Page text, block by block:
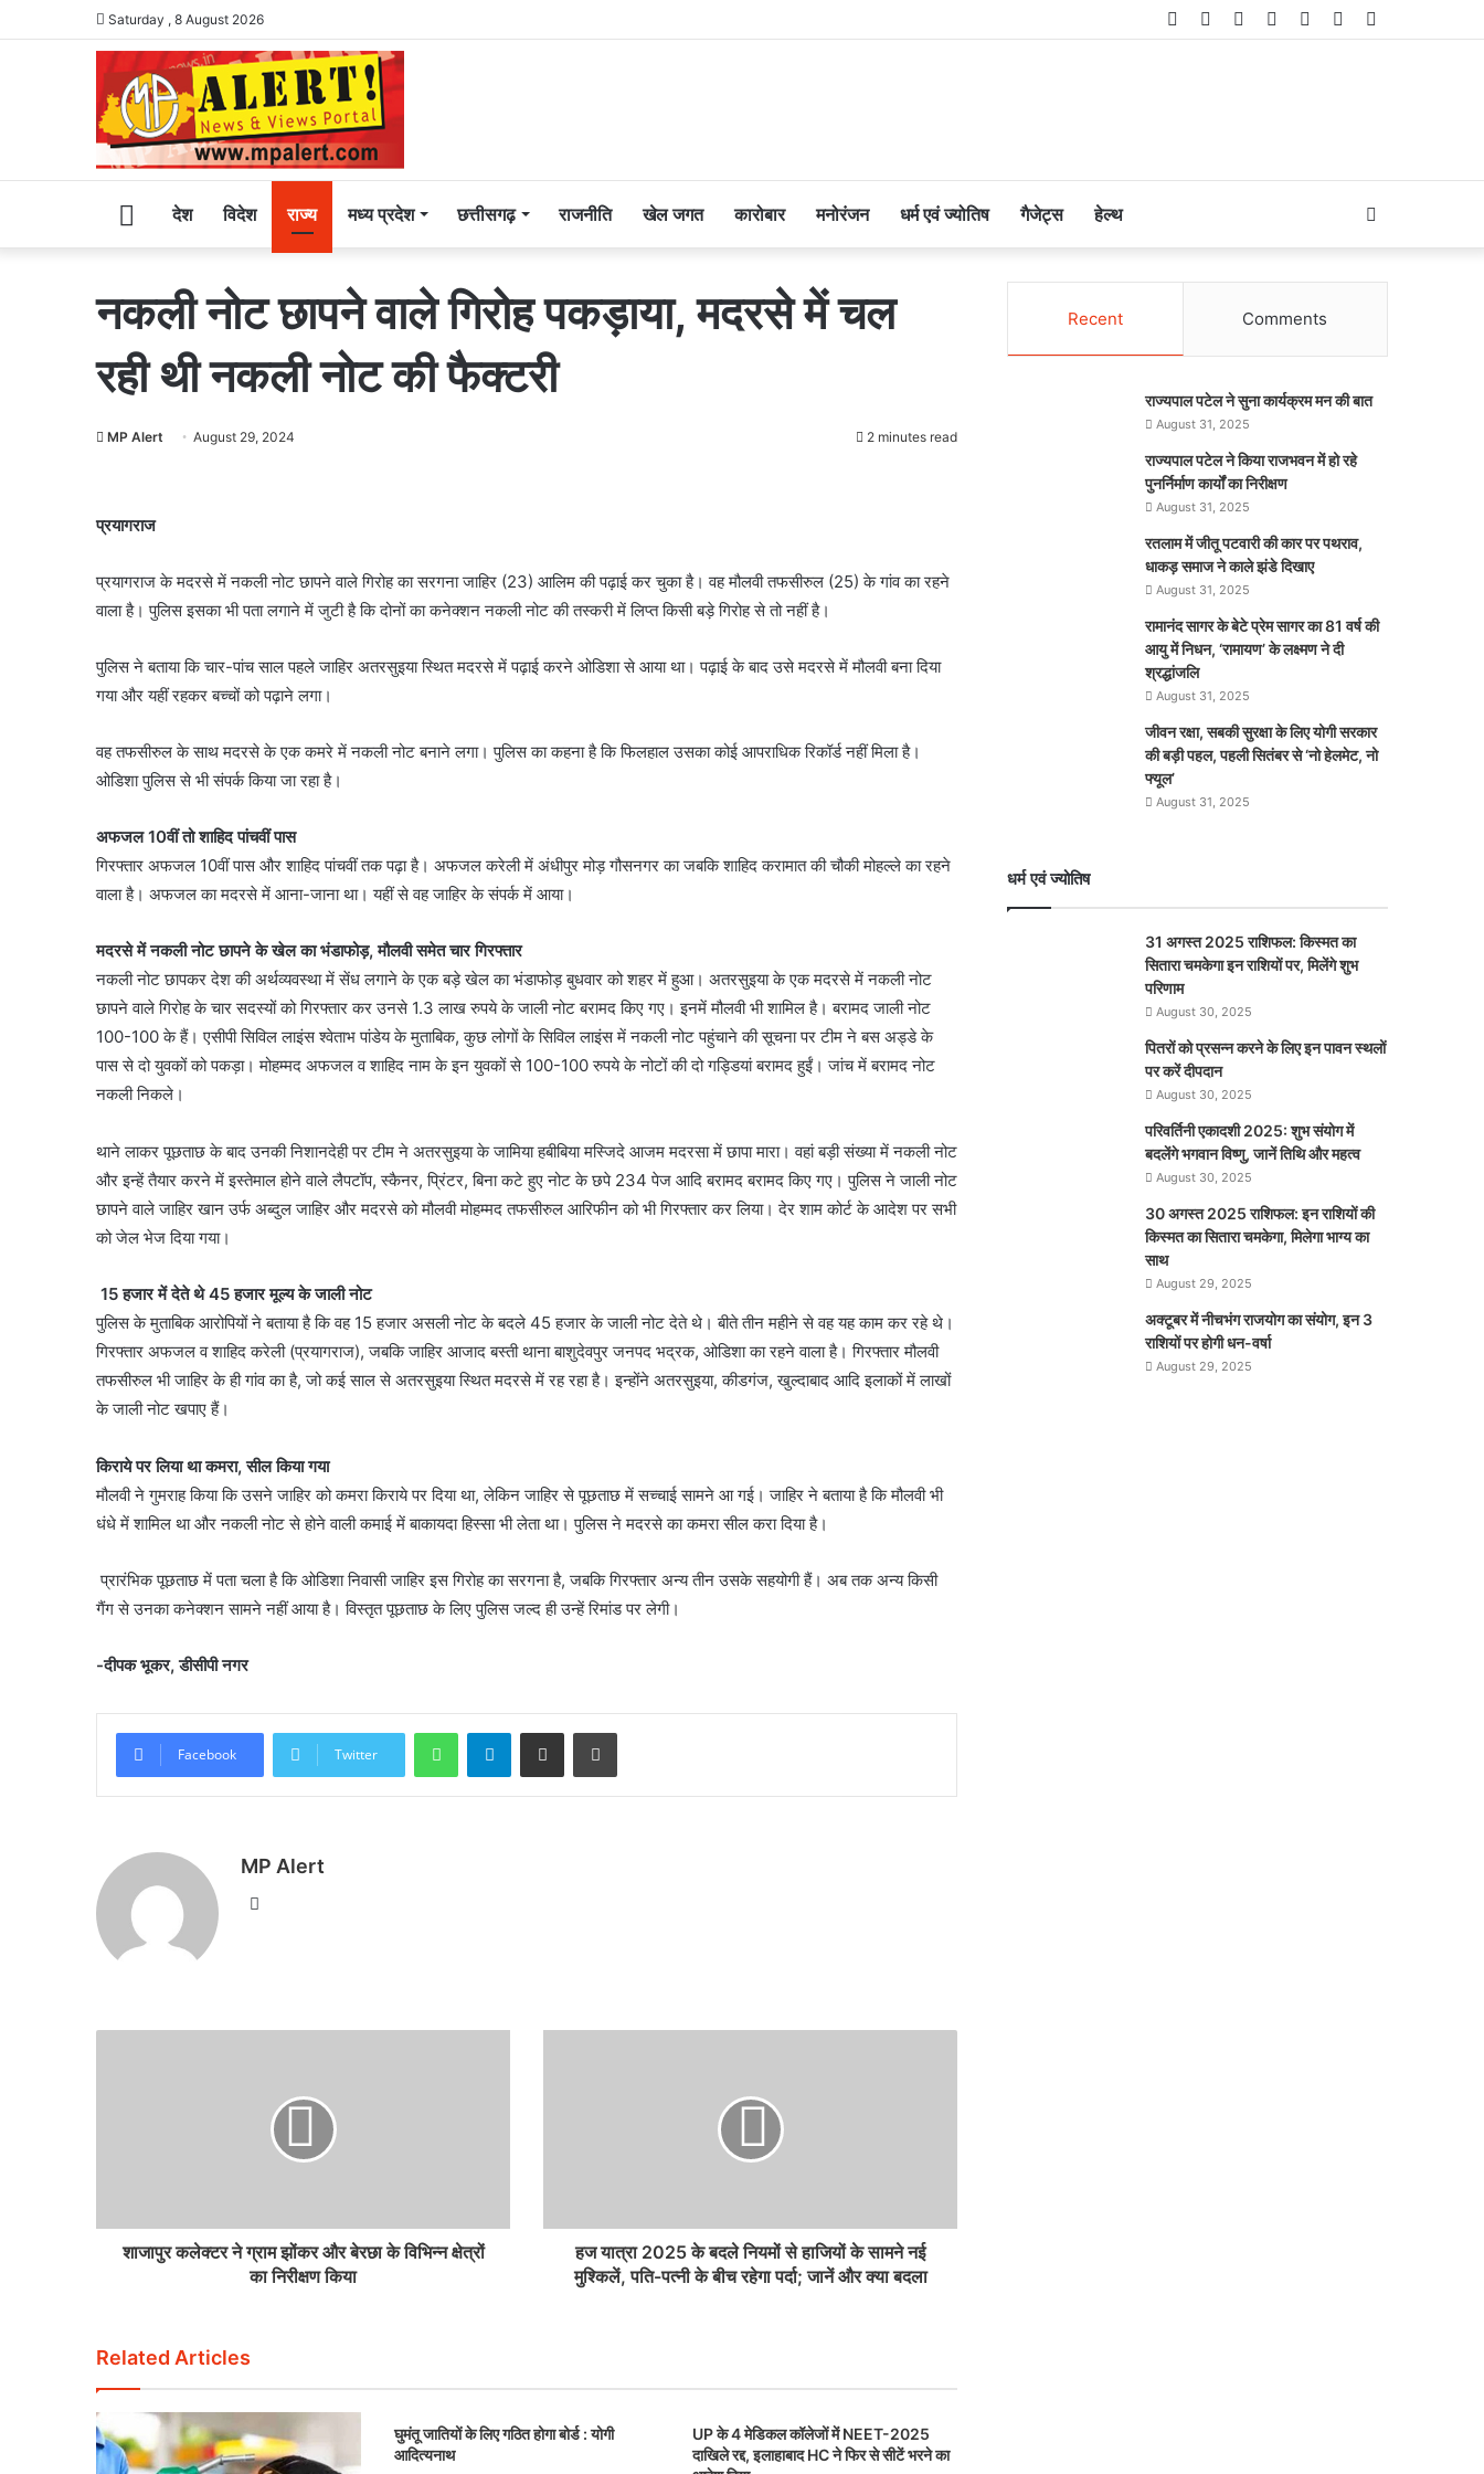
Saturday , 8 August 2026 Telegram
Instagram
YouTube
LinkedIn
Twitter
Facebook
Homeदेश विदेश राज्य मध्य प्रदेश छत्तीसगढ़ राजनीति खेल जगत कारोबार मनोरंजन धर्म एवं ज्योतिष गैजेट्स हेल्थ
for
नकली नोट छापने वाले गिरोह पकड़ाया, मदरसे में चल
रही थी नकली नोट की फैक्टरी
MP Alert August 29, 2024 2 minutes read
प्रयागराज
प्रयागराज के मदरसे में नकली नोट छापने वाले गिरोह का सरगना जाहिर (23) आलिम की पढ़ाई कर चुका है। वह मौलवी तफसीरुल (25) के गांव का रहने
वाला है। पुलिस इसका भी पता लगाने में जुटी है कि दोनों का कनेक्शन नकली नोट की तस्करी में लिप्त किसी बड़े गिरोह से तो नहीं है।
पुलिस ने बताया कि चार-पांच साल पहले जाहिर अतरसुइया स्थित मदरसे में पढ़ाई करने ओडिशा से आया था। पढ़ाई के बाद उसे मदरसे में मौलवी बना दिया
गया और यहीं रहकर बच्चों को पढ़ाने लगा।
वह तफसीरुल के साथ मदरसे के एक कमरे में नकली नोट बनाने लगा। पुलिस का कहना है कि फिलहाल उसका कोई आपराधिक रिकॉर्ड नहीं मिला है।
ओडिशा पुलिस से भी संपर्क किया जा रहा है।
अफजल 10वीं तो शाहिद पांचवीं पास
गिरफ्तार अफजल 10वीं पास और शाहिद पांचवीं तक पढ़ा है। अफजल करेली में अंधीपुर मोड़ गौसनगर का जबकि शाहिद करामात की चौकी मोहल्ले का रहने
वाला है। अफजल का मदरसे में आना-जाना था। यहीं से वह जाहिर के संपर्क में आया।
मदरसे में नकली नोट छापने के खेल का भंडाफोड़, मौलवी समेत चार गिरफ्तार
नकली नोट छापकर देश की अर्थव्यवस्था में सेंध लगाने के एक बड़े खेल का भंडाफोड़ बुधवार को शहर में हुआ। अतरसुइया के एक मदरसे में नकली नोट
छापने वाले गिरोह के चार सदस्यों को गिरफ्तार कर उनसे 1.3 लाख रुपये के जाली नोट बरामद किए गए। इनमें मौलवी भी शामिल है। बरामद जाली नोट
100-100 के हैं। एसीपी सिविल लाइंस श्वेताभ पांडेय के मुताबिक, कुछ लोगों के सिविल लाइंस में नकली नोट पहुंचाने की सूचना पर टीम ने बस अड्डे के
पास से दो युवकों को पकड़ा। मोहम्मद अफजल व शाहिद नाम के इन युवकों से 100-100 रुपये के नोटों की दो गड्डियां बरामद हुईं। जांच में बरामद नोट
नकली निकले।
थाने लाकर पूछताछ के बाद उनकी निशानदेही पर टीम ने अतरसुइया के जामिया हबीबिया मस्जिदे आजम मदरसा में छापा मारा। वहां बड़ी संख्या में नकली नोट
और इन्हें तैयार करने में इस्तेमाल होने वाले लैपटॉप, स्कैनर, प्रिंटर, बिना कटे हुए नोट के छपे 234 पेज आदि बरामद बरामद किए गए। पुलिस ने जाली नोट
छापने वाले जाहिर खान उर्फ अब्दुल जाहिर और मदरसे को मौलवी मोहम्मद तफसीरुल आरिफीन को भी गिरफ्तार कर लिया। देर शाम कोर्ट के आदेश पर सभी
को जेल भेज दिया गया।
15 हजार में देते थे 45 हजार मूल्य के जाली नोट
पुलिस के मुताबिक आरोपियों ने बताया है कि वह 15 हजार असली नोट के बदले 45 हजार के जाली नोट देते थे। बीते तीन महीने से वह यह काम कर रहे थे।
गिरफ्तार अफजल व शाहिद करेली (प्रयागराज), जबकि जाहिर आजाद बस्ती थाना बाशुदेवपुर जनपद भद्रक, ओडिशा का रहने वाला है। गिरफ्तार मौलवी
तफसीरुल भी जाहिर के ही गांव का है, जो कई साल से अतरसुइया स्थित मदरसे में रह रहा है। इन्होंने अतरसुइया, कीडगंज, खुल्दाबाद आदि इलाकों में लाखों
के जाली नोट खपाए हैं।
किराये पर लिया था कमरा, सील किया गया
मौलवी ने गुमराह किया कि उसने जाहिर को कमरा किराये पर दिया था, लेकिन जाहिर से पूछताछ में सच्चाई सामने आ गई। जाहिर ने बताया है कि मौलवी भी
धंधे में शामिल था और नकली नोट से होने वाली कमाई में बाकायदा हिस्सा भी लेता था। पुलिस ने मदरसे का कमरा सील करा दिया है।
प्रारंभिक पूछताछ में पता चला है कि ओडिशा निवासी जाहिर इस गिरोह का सरगना है, जबकि गिरफ्तार अन्य तीन उसके सहयोगी हैं। अब तक अन्य किसी
गैंग से उनका कनेक्शन सामने नहीं आया है। विस्तृत पूछताछ के लिए पुलिस जल्द ही उन्हें रिमांड पर लेगी।
-दीपक भूकर, डीसीपी नगर
Facebook Twitter
WhatsAppTelegramShare via Email Print
MP Alert
Website
शाजापुर कलेक्टर ने ग्राम झोंकर और बेरछा के विभिन्न क्षेत्रों
का निरीक्षण किया
हज यात्रा 2025 के बदले नियमों से हाजियों के सामने नई
मुश्किलें, पति-पत्नी के बीच रहेगा पर्दा; जानें और क्या बदला
Related Articles
घुमंतू जातियों के लिए गठित होगा बोर्ड : योगी
आदित्यनाथ
UP के 4 मेडिकल कॉलेजों में NEET-2025
दाखिले रद्द, इलाहाबाद HC ने फिर से सीटें भरने का
Recent Comments
राज्यपाल पटेल ने सुना कार्यक्रम मन की बात
August 31, 2025
राज्यपाल पटेल ने किया राजभवन में हो रहे
पुनर्निर्माण कार्यों का निरीक्षण
August 31, 2025
रतलाम में जीतू पटवारी की कार पर पथराव,
धाकड़ समाज ने काले झंडे दिखाए
August 31, 2025
रामानंद सागर के बेटे प्रेम सागर का 81 वर्ष की
आयु में निधन, ‘रामायण’ के लक्ष्मण ने दी
श्रद्धांजलि
August 31, 2025
जीवन रक्षा, सबकी सुरक्षा के लिए योगी सरकार
की बड़ी पहल, पहली सितंबर से ‘नो हेलमेट, नो
फ्यूल’
August 31, 2025
धर्म एवं ज्योतिष
31 अगस्त 2025 राशिफल: किस्मत का
सितारा चमकेगा इन राशियों पर, मिलेंगे शुभ
परिणाम
August 30, 2025
पितरों को प्रसन्न करने के लिए इन पावन स्थलों
पर करें दीपदान
August 30, 2025
परिवर्तिनी एकादशी 2025: शुभ संयोग में
बदलेंगे भगवान विष्णु, जानें तिथि और महत्व
August 30, 2025
30 अगस्त 2025 राशिफल: इन राशियों की
किस्मत का सितारा चमकेगा, मिलेगा भाग्य का
साथ
August 29, 2025
अक्टूबर में नीचभंग राजयोग का संयोग, इन 3
राशियों पर होगी धन-वर्षा
August 29, 2025